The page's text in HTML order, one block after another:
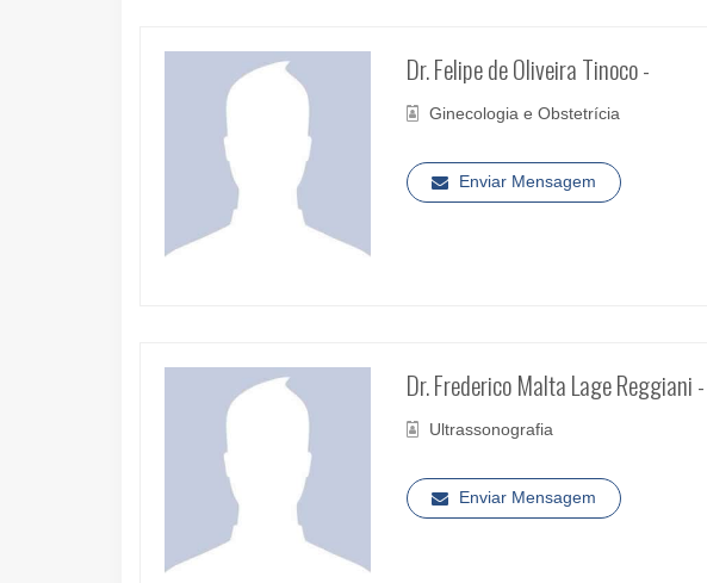
Dr. Felipe de Oliveira Tinoco -
Ginecologia e Obstetrícia
Enviar Mensagem
Dr. Frederico Malta Lage Reggiani -
Ultrassonografia
Enviar Mensagem